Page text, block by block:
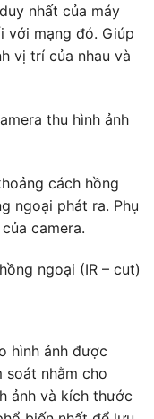
nhất của máy
với mạng đó. Giúp
vị trí của nhau và
thu hình ảnh
cách hồng
ngoại phát ra. Phụ
camera.
ngoại (IR – cut)
hình ảnh được
soát nhằm cho
ảnh và kích thước